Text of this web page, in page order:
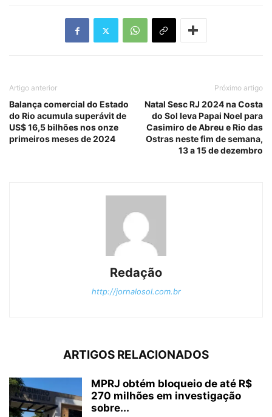
Artigo anterior
Balança comercial do Estado
do Rio acumula superávit de
US$ 16,5 bilhões nos onze
primeiros meses de 2024
Próximo artigo
Natal Sesc RJ 2024 na Costa
do Sol leva Papai Noel para
Casimiro de Abreu e Rio das
Ostras neste fim de semana,
13 a 15 de dezembro
Redação
http://jornalosol.com.br
ARTIGOS RELACIONADOS
MPRJ obtém bloqueio de até R$
270 milhões em investigação
sobre...